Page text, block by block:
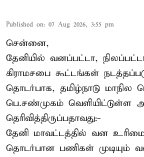
Published on: 07 Aug 2026, 3:55 pm
சென்னை,
தேனியில் வனப்பட்டா,
கிராமசபை கூட்டங்கள்
தொடர்பாக, தமிழ்நாடு மாநில
பெ.சண்முகம் வெளியிட்டுள்ள
தெரிவித்திருப்பதாவது:-
தேனி மாவட்டத்தில் வன
தொடர்பான பணிகள் முடியும்